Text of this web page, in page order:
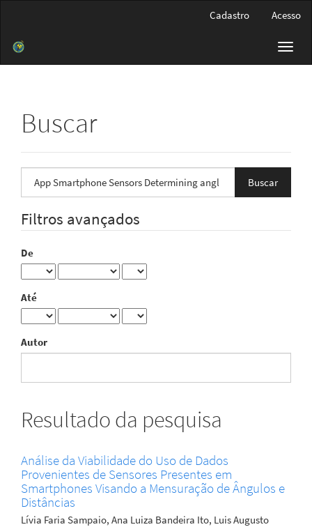
Barra
Cadastro Acesso
Buscar
termo
Filtros avançados
De
Até
Autor
Resultado da pesquisa
Análise da Viabilidade do Uso de Dados
Provenientes de Sensores Presentes em
Smartphones Visando a Mensuração de Ângulos e
Distâncias
Lívia Faria Sampaio, Ana Luiza Bandeira Ito, Luis Augusto